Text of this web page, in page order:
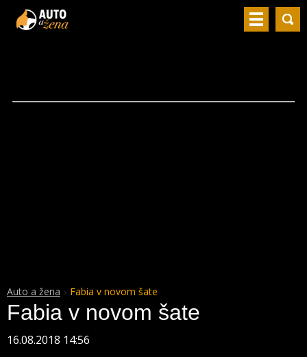
Auto a žena Fabia v novom šate
Fabia v novom šate
16.08.2018 14:56